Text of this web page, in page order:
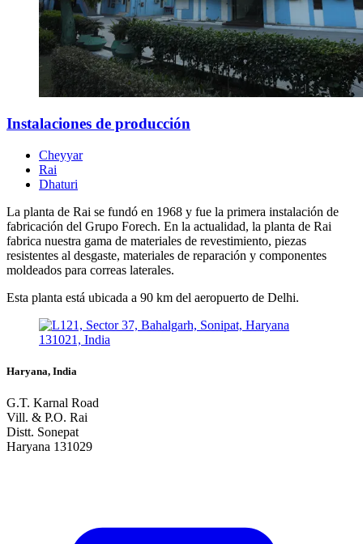
Instalaciones de producción
Cheyyar
Rai
Dhaturi
La planta de Rai se fundó en 1968 y fue la primera instalación de
fabricación del Grupo Forech. En la actualidad, la planta de Rai
fabrica nuestra gama de materiales de revestimiento, piezas
resistentes al desgaste, materiales de reparación y componentes
moldeados para correas laterales.
Esta planta está ubicada a 90 km del aeropuerto de Delhi.
Haryana, India
G.T. Karnal Road
Vill. & P.O. Rai
Distt. Sonepat
Haryana 131029